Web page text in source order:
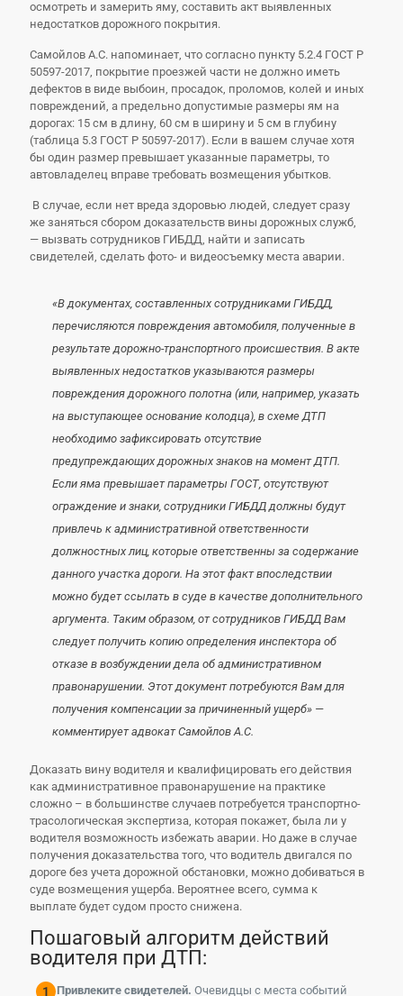
осмотреть и замерить яму, составить акт выявленных
недостатков дорожного покрытия.
Самойлов А.С. напоминает, что согласно пункту 5.2.4 ГОСТ Р
50597-2017, покрытие проезжей части не должно иметь
дефектов в виде выбоин, просадок, проломов, колей и иных
повреждений, а предельно допустимые размеры ям на
дорогах: 15 см в длину, 60 см в ширину и 5 см в глубину
(таблица 5.3 ГОСТ Р 50597-2017). Если в вашем случае хотя
бы один размер превышает указанные параметры, то
автовладелец вправе требовать возмещения убытков.
В случае, если нет вреда здоровью людей, следует сразу
же заняться сбором доказательств вины дорожных служб,
— вызвать сотрудников ГИБДД, найти и записать
свидетелей, сделать фото- и видеосъемку места аварии.
«В документах, составленных сотрудниками ГИБДД,
перечисляются повреждения автомобиля, полученные в
результате дорожно-транспортного происшествия. В акте
выявленных недостатков указываются размеры
повреждения дорожного полотна (или, например, указать
на выступающее основание колодца), в схеме ДТП
необходимо зафиксировать отсутствие
предупреждающих дорожных знаков на момент ДТП.
Если яма превышает параметры ГОСТ, отсутствуют
ограждение и знаки, сотрудники ГИБДД должны будут
привлечь к административной ответственности
должностных лиц, которые ответственны за содержание
данного участка дороги. На этот факт впоследствии
можно будет ссылать в суде в качестве дополнительного
аргумента. Таким образом, от сотрудников ГИБДД Вам
следует получить копию определения инспектора об
отказе в возбуждении дела об административном
правонарушении. Этот документ потребуются Вам для
получения компенсации за причиненный ущерб» —
комментирует адвокат Самойлов А.С.
Доказать вину водителя и квалифицировать его действия
как административное правонарушение на практике
сложно – в большинстве случаев потребуется транспортно-
трасологическая экспертиза, которая покажет, была ли у
водителя возможность избежать аварии. Но даже в случае
получения доказательства того, что водитель двигался по
дороге без учета дорожной обстановки, можно добиваться в
суде возмещения ущерба. Вероятнее всего, сумма к
выплате будет судом просто снижена.
Пошаговый алгоритм действий
водителя при ДТП:
Привлеките свидетелей. Очевидцы с места событий